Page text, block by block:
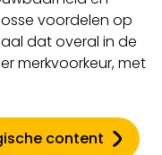
voordelen op
dat overal in de
merkvoorkeur, met
content